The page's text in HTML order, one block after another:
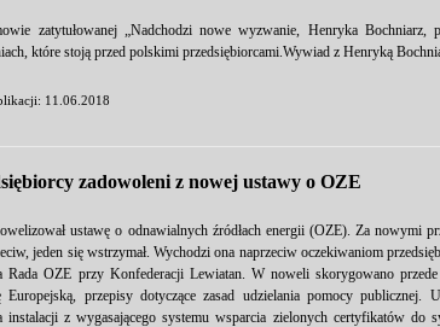
zatytułowanej „Nadchodzi nowe wyzwanie, Henryka Bochniarz,
które stoją przed polskimi przedsiębiorcami.Wywiad z Henryką
11.06.2018
zadowoleni z nowej ustawy o OZE
ustawę o odnawialnych źródłach energii (OZE). Za nowymi
jeden się wstrzymał. Wychodzi ona naprzeciw oczekiwaniom
Rada OZE przy Konfederacji Lewiatan. W noweli skorygowano
Europejską, przepisy dotyczące zasad udzielania pomocy publicznej.
instalacji z wygasającego systemu wsparcia zielonych certyfikatów do